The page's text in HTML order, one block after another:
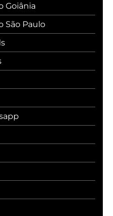
Goiânia
São Paulo